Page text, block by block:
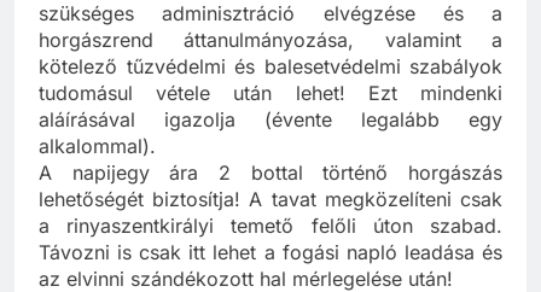
szükséges adminisztráció elvégzése és a
horgászrend áttanulmányozása, valamint a
kötelező tűzvédelmi és balesetvédelmi szabályok
tudomásul vétele után lehet! Ezt mindenki
aláírásával igazolja (évente legalább egy
alkalommal).
A napijegy ára 2 bottal történő horgászás
lehetőségét biztosítja! A tavat megközelíteni csak
a rinyaszentkirályi temető felőli úton szabad.
Távozni is csak itt lehet a fogási napló leadása és
az elvinni szándékozott hal mérlegelése után!